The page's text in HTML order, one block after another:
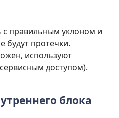
правильным уклоном и
будут протечки.
используют
доступом).
блока